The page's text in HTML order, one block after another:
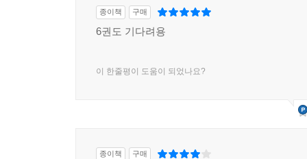
종이책 구매
6권도 기다려용
이 한줄평이 도움이 되었나요?
종이책 구매